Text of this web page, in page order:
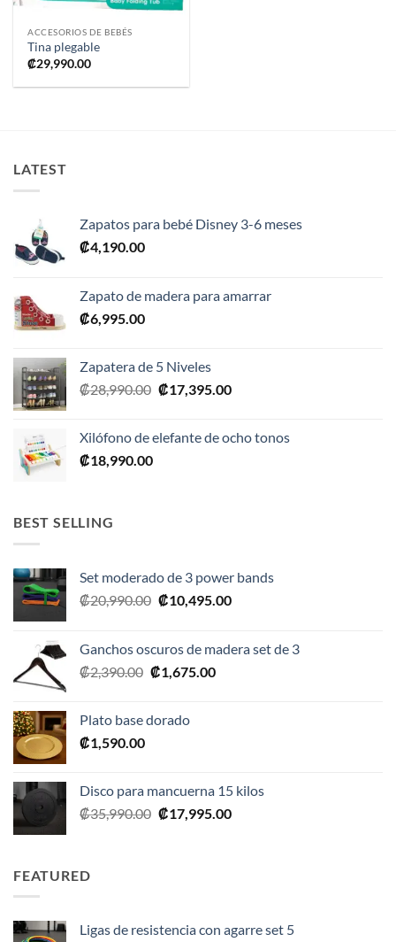
ACCESORIOS DE BEBÉS
Tina plegable
₡29,990.00
LATEST
Zapatos para bebé Disney 3-6 meses
₡4,190.00
Zapato de madera para amarrar
₡6,995.00
Zapatera de 5 Niveles
₡28,990.00 El
era:
₡17,395.00El
es:
Xilófono de elefante de ocho tonos
₡18,990.00
BEST SELLING
Set moderado de 3 power bands
₡20,990.00 El
era:
₡20,990.00.
₡10,495.00El
es:
Ganchos oscuros de madera set de 3
₡2,390.00 El
era:
₡1,675.00El
Plato base dorado
₡1,590.00
Disco para mancuerna 15 kilos
₡35,990.00 El
₡17,995.00El
FEATURED
Ligas de resistencia con agarre set 5